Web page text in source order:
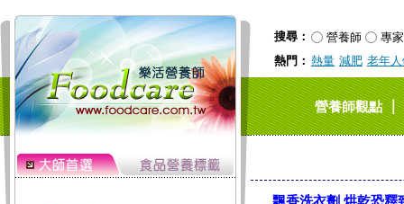
搜尋： 營養師
專家
熱門： 熱量 減肥 老年
營養師觀點｜